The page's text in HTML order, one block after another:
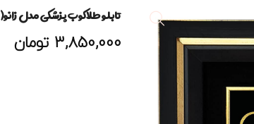
تابلو طلاکوب پزشکی مدل زانو(۳۰*۳۰)
3,850,000 تومان